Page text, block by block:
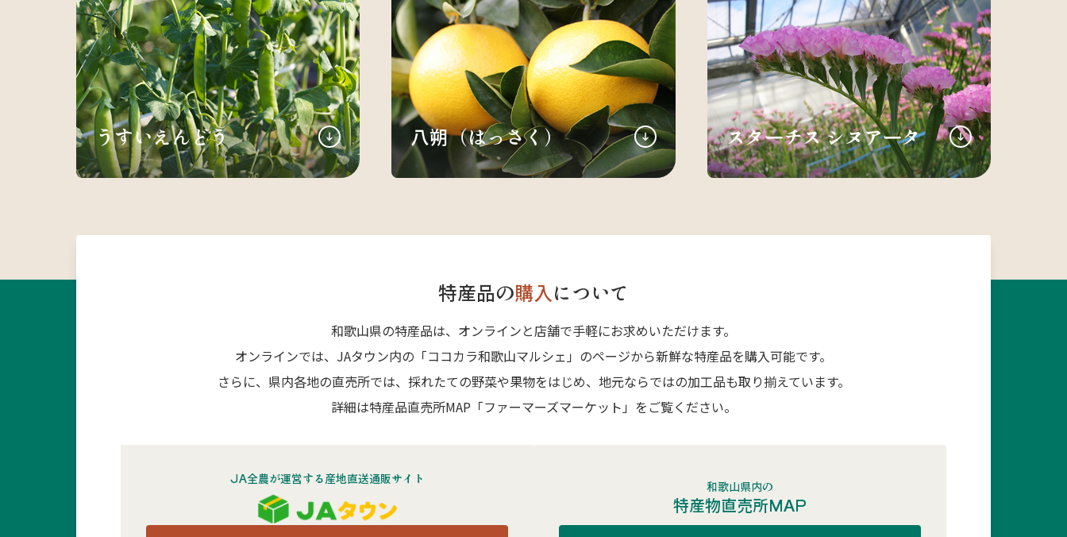
うすいえんどう 八朔（はっさく） スターチス シヌアータ
特産品の購入について
和歌山県の特産品は、オンラインと店舗で手軽にお求めいただけます。
オンラインでは、JAタウン内の「ココカラ和歌山マルシェ」のページから新鮮な特産品を購入可能です。
さらに、県内各地の直売所では、採れたての野菜や果物をはじめ、地元ならではの加工品も取り揃えています。
詳細は特産品直売所MAP「ファーマーズマーケット」をご覧ください。
JA全農が運営する産地直送通販サイト
和歌山県内の
特産物直売所MAP